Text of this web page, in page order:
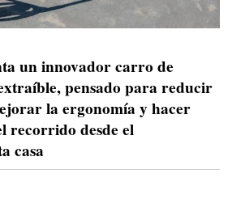
un innovador carro de
pensado para reducir
la ergonomía y hacer
recorrido desde el
casa